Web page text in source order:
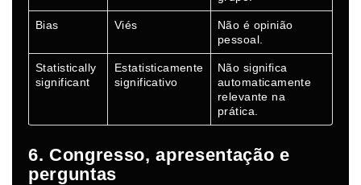
Bias Viés
Não é opinião
pessoal.
Statistically
significant
Estatisticamente
significativo
Não significa
automaticamente
relevante na
prática.
6. Congresso, apresentação e
perguntas